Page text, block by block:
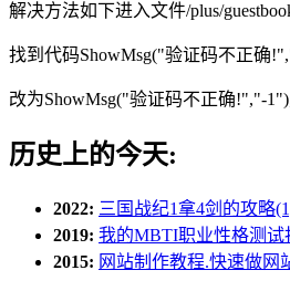
解决方法如下进入文件/plus/
找到代码ShowMsg("验证码不正确
改为ShowMsg("验证码不正确!","-
历史上的今天:
2022: 三国战纪1拿4剑的攻略
2019: 我的MBTI职业性格测试
2015: 网站制作教程.快速做网